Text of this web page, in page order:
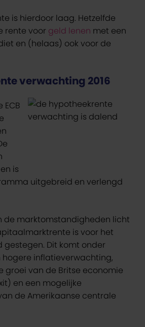
is hierdoor laag. Hetzelfde
rente voor geld lenen met een
en (helaas) ook voor de
verwachting 2016
is
uitgebreid en verlengd
de marktomstandigheden licht
is voor het
gestegen. Dit komt onder
inflatieverwachting,
groei van de Britse economie
en een mogelijke
de Amerikaanse centrale